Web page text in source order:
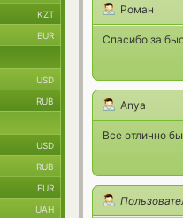
Роман
Спасибо за
Anya
Все отлично
KZT
EUR
USD
RUB
USD
RUB
EUR
UAH